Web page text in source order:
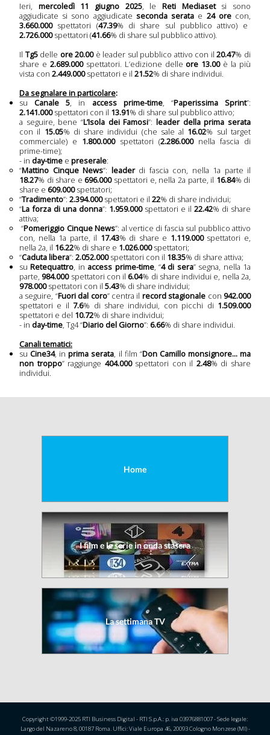
serie
Ieri, mercoledì 11 giugno 2025, leReti Mediasetsi sono
aggiudicate si sono aggiudicate seconda serata e 24 ore con,
3.660.000spettatori (47.39% di share sul pubblico attivo) e
2.726.000spettatori (41.66% di share sul pubblico attivo).
Il Tg5delle ore 20.00è leader sul pubblico attivo con il20.47% di
share e 2.689.000 spettatori. L’edizione delle ore 13.00è la più
vista con 2.449.000spettatori e il 21.52% di share individui.
Da segnalare in particolare:
su Canale 5, in access prime-time, “Paperissima Sprint”:
2.141.000spettatori con il 13.91% di share sul pubblico attivo;
a seguire, bene “L’Isola dei Famosi”:leader della prima serata
con il 15.05% di share individui (che sale al 16.02% sul target
commerciale) e 1.800.000spettatori (2.286.000nella fascia di
prime-time);
- in day-time e preserale:
“Mattino Cinque News”: leader di fascia con, nella 1a parte il
18.27% di share e 696.000 spettatori e, nella 2a parte, il 16.84% di
share e 609.000spettatori;
“Tradimento”: 2.394.000spettatori e il 22% di share individui;
“La forza di una donna”: 1.959.000spettatori e il 22.42% di share
attiva;
“Pomeriggio Cinque News”: al vertice di fascia sul pubblico attivo
con, nella 1a parte, il 17.43% di share e 1.119.000spettatori e,
nella 2a, il 16.22% di share e 1.026.000spettatori;
“Caduta libera”: 2.052.000spettatori con il 18.35% di share attiva;
suRetequattro, in access prime-time, “4 di sera” segna, nella 1a
parte, 984.000spettatori con il6.04% di share individui e, nella 2a,
978.000spettatori con il 5.43% di share individui;
a seguire, “Fuori dal coro” centra il record stagionale con 942.000
spettatori e il 7.6% di share individui, con picchi di 1.509.000
spettatori e del 10.72% di share individui;
- in day-time, Tg4 “Diario del Giorno”: 6.66% di share individui.
Canali tematici:
suCine34, in prima serata, il film “Don Camillo monsignore... ma
non troppo” raggiunge 404.000spettatori con il 2.48% di share
individui.
Home
I film e le serie in onda stasera
La settimana TV
Copyright ©1999-2025 RTI Business Digital - RTI S.p.A.: p. iva 03976881007 - Sede legale:
Largo del Nazareno 8, 00187 Roma. Uffici: Viale Europa 46, 20093 Cologno Monzese (MI) -